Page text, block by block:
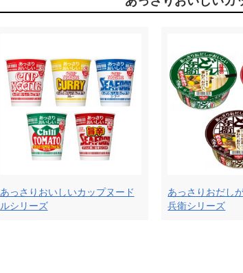
あっさりおいしいカップヌード
ルシリーズ
あっさりおだし
兵衛シリーズ